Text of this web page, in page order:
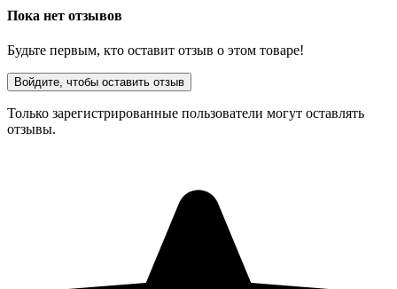
Пока нет отзывов
Будьте первым, кто оставит отзыв о этом товаре!
Войдите, чтобы оставить отзыв
Только зарегистрированные пользователи могут оставлять
отзывы.